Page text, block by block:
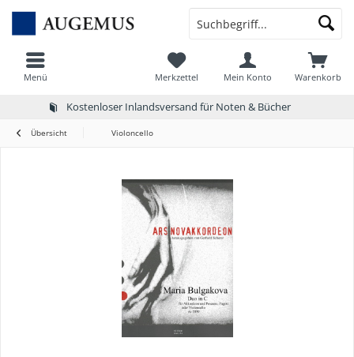
Kostenloser Inlandsversand für Noten & Bücher
Menü Warenkorb
Merkzettel Mein Konto
Übersicht Violoncello